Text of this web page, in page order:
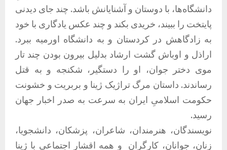
دانشگاه‌ها، با دوستان و آشنایانش باشد. چند جای دیدنی
پایتخت را ببیند، خریدی بکند و چند عکس یادگاری با خود
به زادگاهش در کردستان و به دانشگاه اورمیه ببرد.
اراذل و اوباش گشت ارشاد بدلیل بیرون بودن چند تار
موی دختر جوان، او را دستگیر، شکنجه و به قتل
رساندند. داستان مرگ تراژیک ژینا و بربریت و خشونت
حکومت اسلامیِ ایران به سرعت به صدر اخبار جهان
رسید.
نویسندگان، هنرمندان، شاعران، پزشکان، دانشجویا،
زنان، جوانان، کارگران و همه اقشار اجتماعی با ژینا